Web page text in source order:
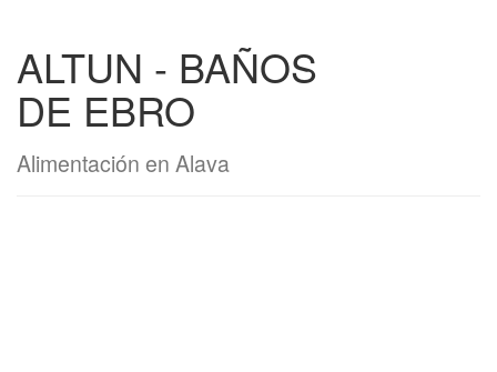
ALTUN - BAÑOS
DE EBRO
Alimentación en Alava